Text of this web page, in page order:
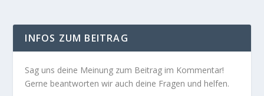
INFOS ZUM BEITRAG
Sag uns deine Meinung zum Beitrag im Kommentar!
Gerne beantworten wir auch deine Fragen und helfen.